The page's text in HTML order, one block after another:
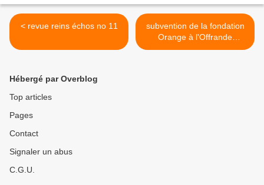
< revue reins échos no 11
subvention de la fondation
Orange à l'Offrande
musicale >
Hébergé par Overblog
Top articles
Pages
Contact
Signaler un abus
C.G.U.